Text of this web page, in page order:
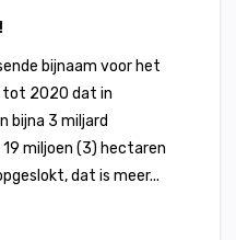
bijnaam voor het
tot 2020 dat in
bijna 3 miljard
miljoen (3) hectaren
dat is meer...